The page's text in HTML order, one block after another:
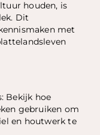
houden, is
Dit
met
Bekijk hoe
gebruiken om
en houtwerk te